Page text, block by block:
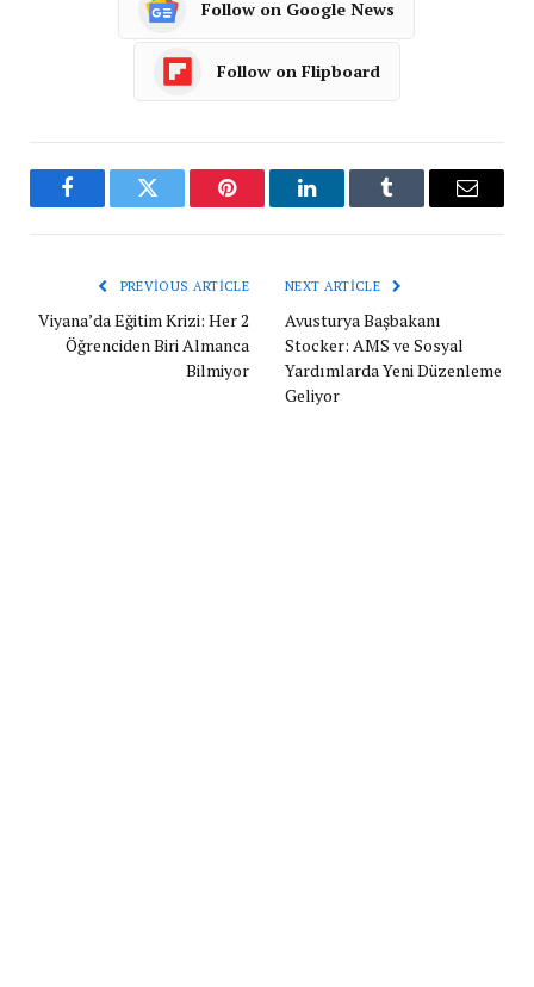
Follow on Google News
Follow on Flipboard
FacebookTwitter Pinterest LinkedInTumblr Email
PREVIOUS ARTICLE
Viyana’da Eğitim Krizi: Her 2
Öğrenciden Biri Almanca
Bilmiyor
NEXT ARTICLE
Avusturya Başbakanı
Stocker: AMS ve Sosyal
Yardımlarda Yeni Düzenleme
Geliyor